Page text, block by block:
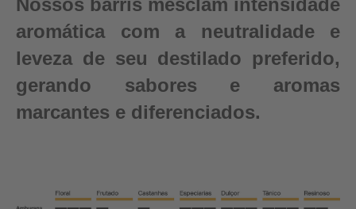
Nossos barris mesclam intensidade
aromática com a neutralidade e
leveza de seu destilado preferido,
gerando sabores e aromas
marcantes e diferenciados.